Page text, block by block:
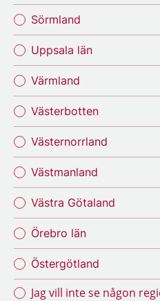
Sörmland
Uppsala län
Värmland
Västerbotten
Västernorrland
Västmanland
Västra Götaland
Örebro län
Östergötland
Jag vill inte se någon